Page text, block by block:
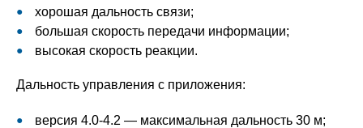
хорошая дальность связи;
большая скорость передачи информации;
высокая скорость реакции.
Дальность управления с приложения:
версия 4.0-4.2 — максимальная дальность 30 м;